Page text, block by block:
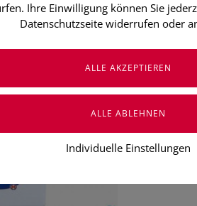
€ 2,60
zzgl.
Ihre Einwilligung können Sie
Datenschutzseite widerrufen oder
Individuelle Einstellungen